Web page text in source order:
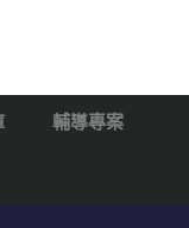
輔導專案